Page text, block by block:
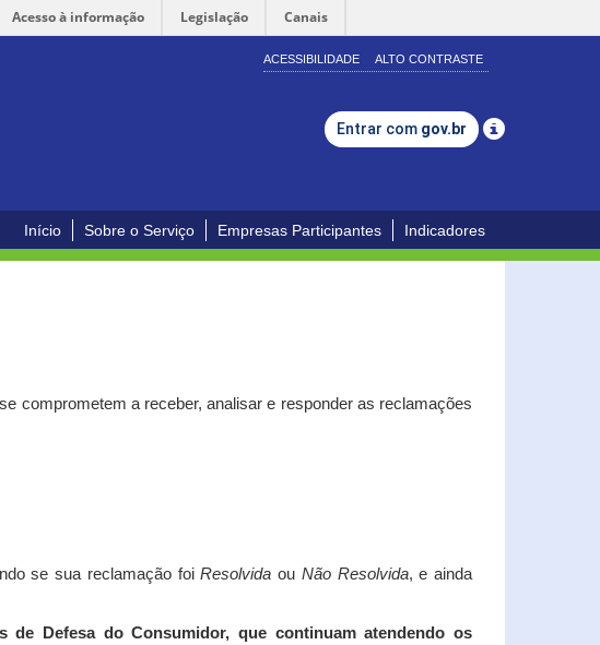
Acesso à informação Legislação Canais
ACESSIBILIDADE ALTO CONTRASTE
Entrar com gov.br
Início Sobre o Serviço Empresas Participantes Indicadores
comprometem a receber, analisar e responder as reclamações
se sua reclamação foiResolvida ou Não Resolvida, e ainda
Defesa do Consumidor, que continuam atendendo os